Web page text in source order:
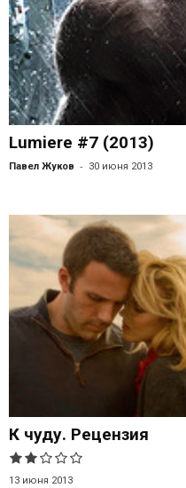
Lumiere #7 (2013)
Павел Жуков - 30 июня 2013
К чуду. Рецензия
13 июня 2013